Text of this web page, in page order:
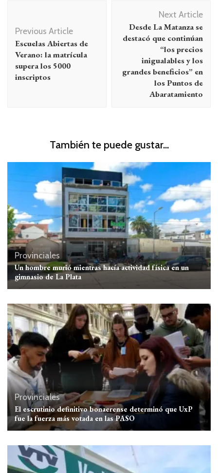
entradas
Previous Article
Escuelas Abiertas de
Verano: la matrícula
supera los 5000
inscriptos
Next Article
Desde La Matanza se
destacó que continúan
“los precios
inigualables y los
grandes beneficios” en
los Puntos de
Abaratamiento
También te puede gustar...
Provinciales
Un hombre murió mientras hacía actividad física en un
gimnasio de La Plata
Provinciales
El escrutinio definitivo bonaerense determinó que UxP
fue la fuerza más votada en las PASO